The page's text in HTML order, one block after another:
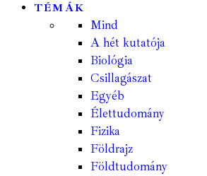
TÉMÁK
Mind
A hét kutatója
Biológia
Csillagászat
Egyéb
Élettudomány
Fizika
Földrajz
Földtudomány